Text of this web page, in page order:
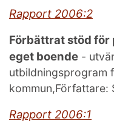
Rapport 2006:2
Förbättrat stöd för
eget boende -
utbildningsprogram
kommun,Författare:
Rapport 2006:1